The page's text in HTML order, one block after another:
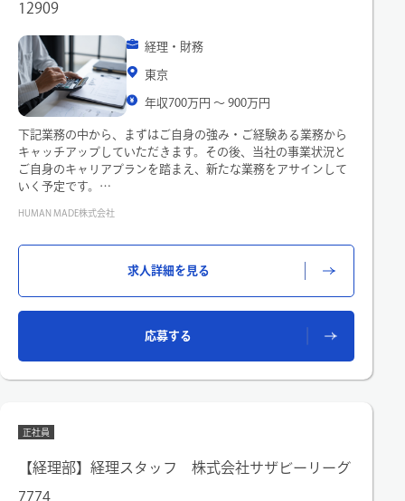
12909
経理・財務
東京
年収700万円 〜 900万円
下記業務の中から、まずはご自身の強み・ご経験ある業務から
キャッチアップしていただきます。その後、当社の事業状況と
ご自身のキャリアプランを踏まえ、新たな業務をアサインして
いく予定です。
■メイン業務
・国際税務：移転価格税制、源泉税への対応
・税理士法人、監査法人、金融機関等との連携
・チームマネジメント、メンバー育成
HUMAN MADE株式会社
求人詳細を見る
応募する
正社員
【経理部】経理スタッフ 株式会社サザビーリーグ
7774